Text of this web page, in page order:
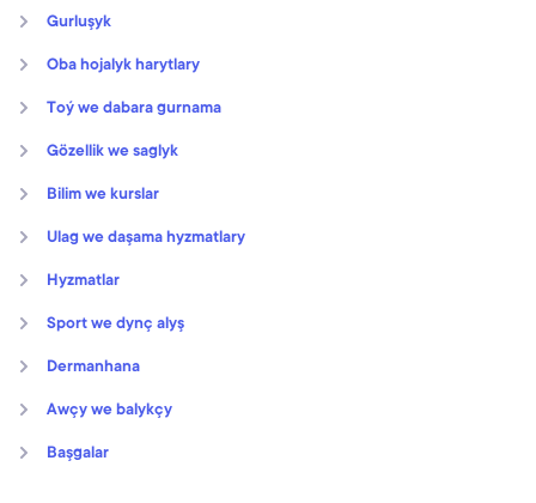
Gurluşyk
Oba hojalyk harytlary
Toý we dabara gurnama
Gözellik we saglyk
Bilim we kurslar
Ulag we daşama hyzmatlary
Hyzmatlar
Sport we dynç alyş
Dermanhana
Awçy we balykçy
Başgalar